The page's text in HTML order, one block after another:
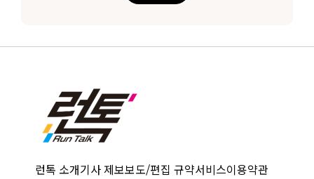
런톡 소개기사 제보보도/편집 규약서비스이용약관